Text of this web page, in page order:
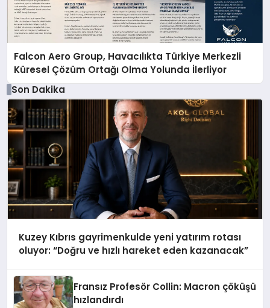
Falcon Aero Group, Havacılıkta Türkiye Merkezli
Küresel Çözüm Ortağı Olma Yolunda İlerliyor
Son Dakika
Kuzey Kıbrıs gayrimenkulde yeni yatırım rotası
oluyor: “Doğru ve hızlı hareket eden kazanacak”
Fransız Profesör Collin: Macron çöküşü
hızlandırdı